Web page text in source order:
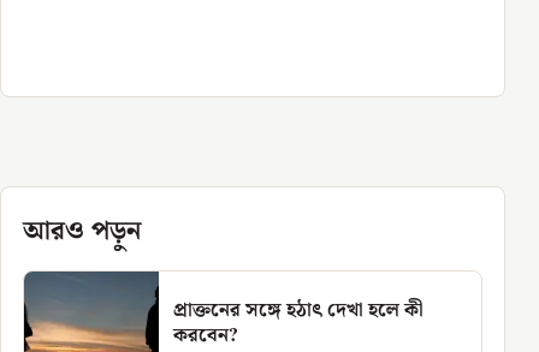
আরও পড়ুন
প্রাক্তনের সঙ্গে হঠাৎ দেখা হলে কী
করবেন?